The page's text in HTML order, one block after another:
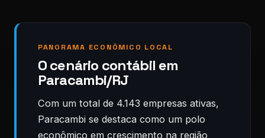
PANORAMA ECONÔMICO LOCAL
O cenário contábil em
Paracambi/RJ
Com um total de 4.143 empresas ativas,
Paracambi se destaca como um polo
econômico em crescimento na região